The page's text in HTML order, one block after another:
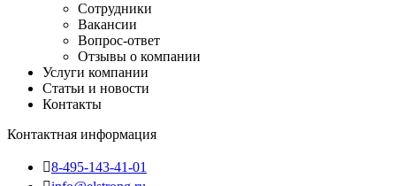
Сотрудники
Вакансии
Вопрос-ответ
Отзывы о компании
Услуги компании
Статьи и новости
Контакты
Контактная информация
8-495-143-41-01